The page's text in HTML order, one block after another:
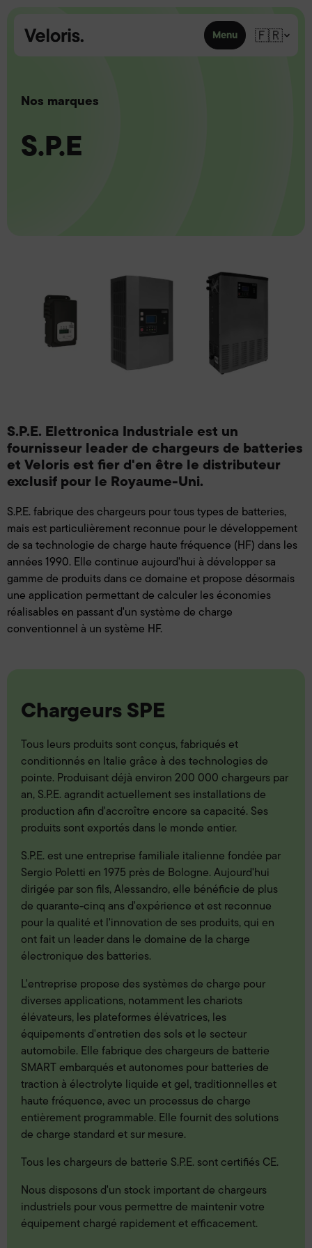
Menu 🇫🇷
Nos marques
S.P.E
S.P.E. Elettronica Industriale est un
fournisseur leader de chargeurs de batteries
et Veloris est fier d'en être le distributeur
exclusif pour le Royaume-Uni.
S.P.E. fabrique des chargeurs pour tous types de batteries,
mais est particulièrement reconnue pour le développement
de sa technologie de charge haute fréquence (HF) dans les
années 1990. Elle continue aujourd'hui à développer sa
gamme de produits dans ce domaine et propose désormais
une application permettant de calculer les économies
réalisables en passant d'un système de charge
conventionnel à un système HF.
Chargeurs SPE
Tous leurs produits sont conçus, fabriqués et
conditionnés en Italie grâce à des technologies de
pointe. Produisant déjà environ 200 000 chargeurs par
an, S.P.E. agrandit actuellement ses installations de
production afin d'accroître encore sa capacité. Ses
produits sont exportés dans le monde entier.
S.P.E. est une entreprise familiale italienne fondée par
Sergio Poletti en 1975 près de Bologne. Aujourd'hui
dirigée par son fils, Alessandro, elle bénéficie de plus
de quarante-cinq ans d'expérience et est reconnue
pour la qualité et l'innovation de ses produits, qui en
ont fait un leader dans le domaine de la charge
électronique des batteries.
L'entreprise propose des systèmes de charge pour
diverses applications, notamment les chariots
élévateurs, les plateformes élévatrices, les
équipements d'entretien des sols et le secteur
automobile. Elle fabrique des chargeurs de batterie
SMART embarqués et autonomes pour batteries de
traction à électrolyte liquide et gel, traditionnelles et
haute fréquence, avec un processus de charge
entièrement programmable. Elle fournit des solutions
de charge standard et sur mesure.
Tous les chargeurs de batterie S.P.E. sont certifiés CE.
Nous disposons d'un stock important de chargeurs
industriels pour vous permettre de maintenir votre
équipement chargé rapidement et efficacement.